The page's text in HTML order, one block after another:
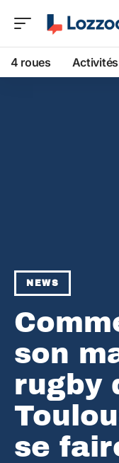
4 roues Activités
NEWS
son
rugby
se